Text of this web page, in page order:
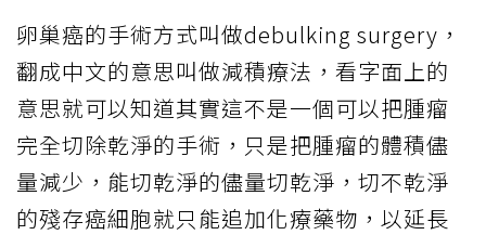
卵巢癌的手術方式叫做debulking surgery，
翻成中文的意思叫做減積療法，看字面上的
意思就可以知道其實這不是一個可以把腫瘤
完全切除乾淨的手術，只是把腫瘤的體積儘
量減少，能切乾淨的儘量切乾淨，切不乾淨
的殘存癌細胞就只能追加化療藥物，以延長